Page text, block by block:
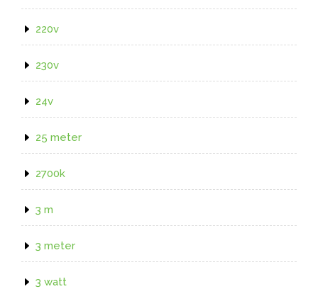
220v
230v
24v
25 meter
2700k
3 m
3 meter
3 watt